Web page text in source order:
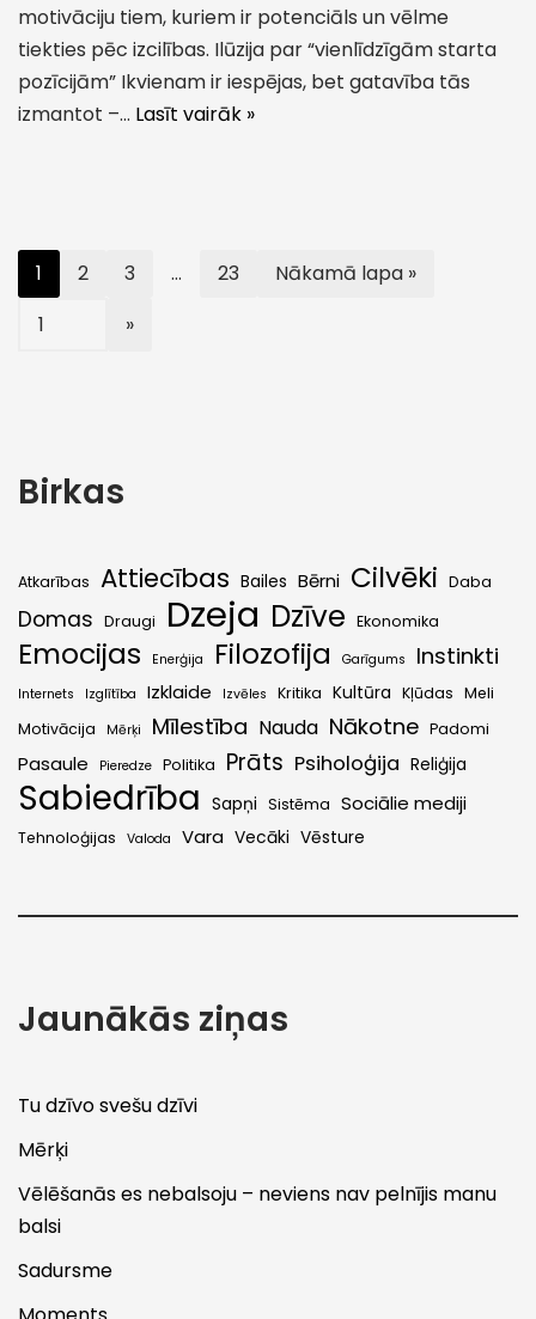
motivāciju tiem, kuriem ir potenciāls un vēlme
tiekties pēc izcilības. Ilūzija par “vienlīdzīgām starta
pozīcijām” Ikvienam ir iespējas, bet gatavība tās
izmantot –… Lasīt vairāk »
1 2 3 … 23 Nākamā lapa »
Birkas
Atkarības Attiecības Bailes Bērni Cilvēki Daba
Domas Draugi Dzeja Dzīve Ekonomika
Emocijas Enerģija Filozofija Garīgums Instinkti
Internets Izglītība Izklaide Izvēles Kritika Kultūra Kļūdas Meli
Motivācija
Mērķi Mīlestība Nauda Nākotne Padomi
Pasaule Pieredze Politika Prāts Psiholoģija Reliģija
Sabiedrība Sapņi Sistēma Sociālie mediji
Tehnoloģijas Valoda Vara Vecāki Vēsture
Jaunākās ziņas
Tu dzīvo svešu dzīvi
Mērķi
Vēlēšanās es nebalsoju – neviens nav pelnījis manu
balsi
Sadursme